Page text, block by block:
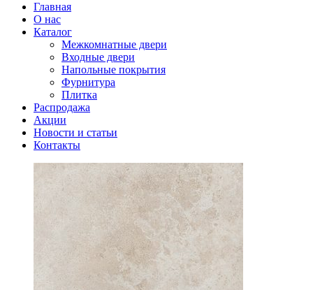
Главная
О нас
Каталог
Межкомнатные двери
Входные двери
Напольные покрытия
Фурнитура
Плитка
Распродажа
Акции
Новости и статьи
Контакты